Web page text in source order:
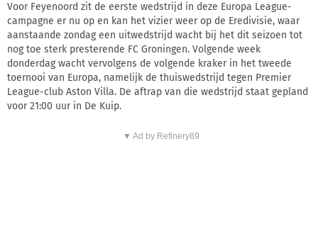
Voor Feyenoord zit de eerste wedstrijd in deze Europa League-
campagne er nu op en kan het vizier weer op de Eredivisie, waar
aanstaande zondag een uitwedstrijd wacht bij het dit seizoen tot
nog toe sterk presterende FC Groningen. Volgende week
donderdag wacht vervolgens de volgende kraker in het tweede
toernooi van Europa, namelijk de thuiswedstrijd tegen Premier
League-club Aston Villa. De aftrap van die wedstrijd staat gepland
voor 21:00 uur in De Kuip.
▼ Ad by Refinery89